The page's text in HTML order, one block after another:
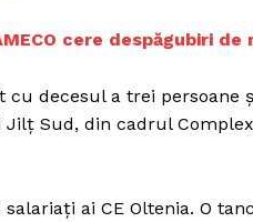
FREEDOM HOUSE
cere despăgubiri
cu decesul a trei persoane
Sud, din cadrul
ai CE Oltenia. O